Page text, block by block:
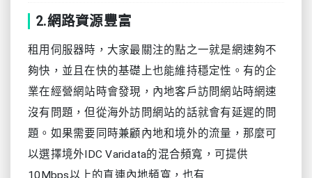
2.網路資源豐富
租用伺服器時，大家最關注的點之一就是網速夠不
夠快，並且在快的基礎上也能維持穩定性。有的企
業在經營網站時會發現，內地客戶訪問網站時網速
沒有問題，但從海外訪問網站的話就會有延遲的問
題。如果需要同時兼顧內地和境外的流量，那麼可
以選擇境外IDC Varidata的混合頻寬，可提供
10Mbps以上的直連內地頻寬，也有